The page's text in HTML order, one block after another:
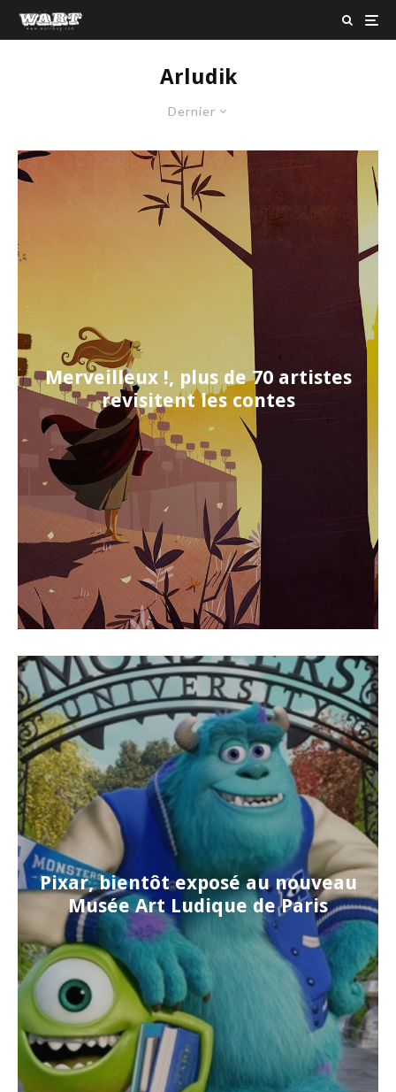
Arludik
Dernier
Merveilleux !, plus de 70 artistes
revisitent les contes
Pixar, bientôt exposé au nouveau
Musée Art Ludique de Paris